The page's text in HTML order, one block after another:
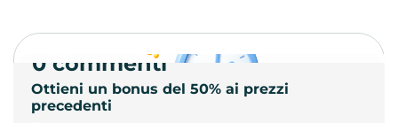
Ottieni un bonus del 50% ai prezzi
precedenti
0 commenti